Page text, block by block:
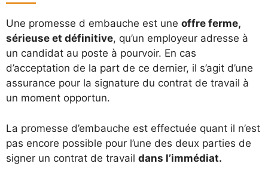
Une promesse d embauche est une offre ferme,
sérieuse et définitive, qu’un employeur adresse à
un candidat au poste à pourvoir. En cas
d’acceptation de la part de ce dernier, il s’agit d’une
assurance pour la signature du contrat de travail à
un moment opportun.
La promesse d’embauche est effectuée quant il n’est
pas encore possible pour l’une des deux parties de
signer un contrat de travail dans l’immédiat.